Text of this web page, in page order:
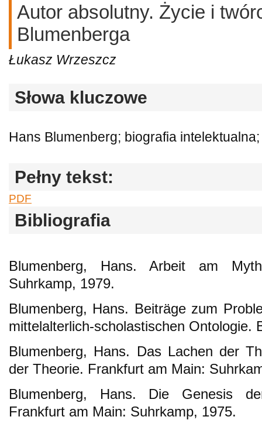
Autor absolutny. Życie i
Blumenberga
Łukasz Wrzeszcz
Słowa kluczowe
Hans Blumenberg; biografia
Pełny tekst:
PDF
Bibliografia
Blumenberg, Hans. Arbeit am
Suhrkamp, 1979.
Blumenberg, Hans. Beiträge zum
mittelalterlich-scholastischen Ontologie.
Blumenberg, Hans. Das Lachen der
der Theorie. Frankfurt am Main:
Blumenberg, Hans. Die Genesis
Frankfurt am Main: Suhrkamp, 1975.